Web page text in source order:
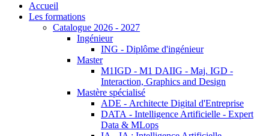
Accueil
Les formations
Catalogue 2026 - 2027
Ingénieur
ING - Diplôme d'ingénieur
Master
M1IGD - M1 DAIIG - Maj. IGD -
Interaction, Graphics and Design
Mastère spécialisé
ADE - Architecte Digital d'Entreprise
DATA - Intelligence Artificielle - Expert
Data & MLops